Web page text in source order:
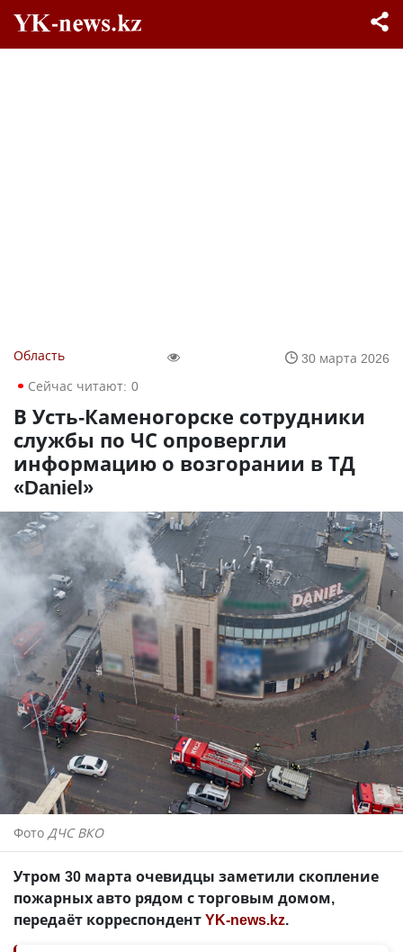
Область
30 марта 2026
Сейчас читают: 0
В Усть-Каменогорске сотрудники
службы по ЧС опровергли
информацию о возгорании в ТД
«Daniel»
Фото ДЧС ВКО
Утром 30 марта очевидцы заметили скопление
пожарных авто рядом с торговым домом,
передаёт корреспондентYK-news.kz.